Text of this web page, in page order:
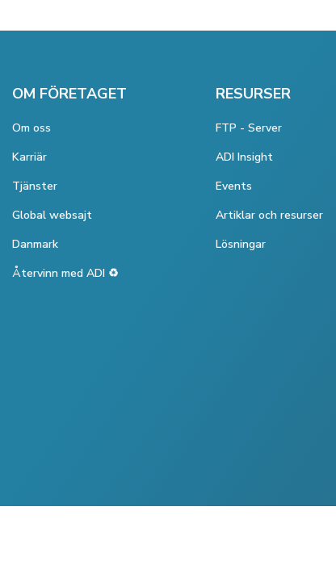
OM FÖRETAGET
Om oss
Karriär
Tjänster
Global websajt
Danmark
Återvinn med ADI ♻️
RESURSER
FTP - Server
ADI Insight
Events
Artiklar och resurser
Lösningar